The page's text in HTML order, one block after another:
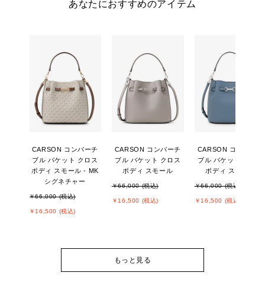
あなたにおすすめのアイテム
CARSON コンバーチ
ブル バケット クロス
ボディ スモール - MK
シグネチャー
￥66,000 (税込)
￥16,500 (税込)
CARSON コンバーチ
ブル バケット クロス
ボディ スモール
￥66,000 (税込)
￥16,500 (税込)
CARSON コンバーチ
ブル バケット クロス
ボディ スモール
￥66,000 (税込)
￥16,500 (税込)
もっと見る